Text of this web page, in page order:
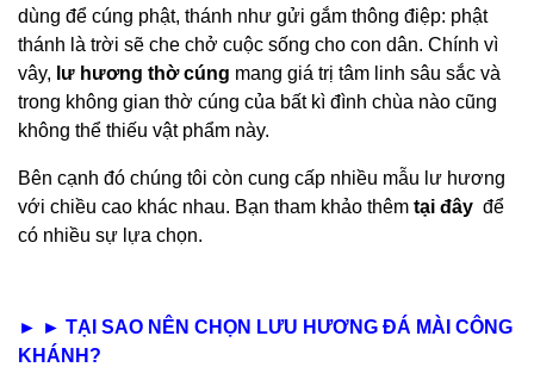
dùng để cúng phật, thánh như gửi gắm thông điệp: phật
thánh là trời sẽ che chở cuộc sống cho con dân. Chính vì
vây, lư hương thờ cúng mang giá trị tâm linh sâu sắc và
trong không gian thờ cúng của bất kì đình chùa nào cũng
không thể thiếu vật phẩm này.
Bên cạnh đó chúng tôi còn cung cấp nhiều mẫu lư hương
với chiều cao khác nhau. Bạn tham khảo thêm tại đây để
có nhiều sự lựa chọn.
► ► TẠI SAO NÊN CHỌN LƯU HƯƠNG ĐÁ MÀI CÔNG
KHÁNH?